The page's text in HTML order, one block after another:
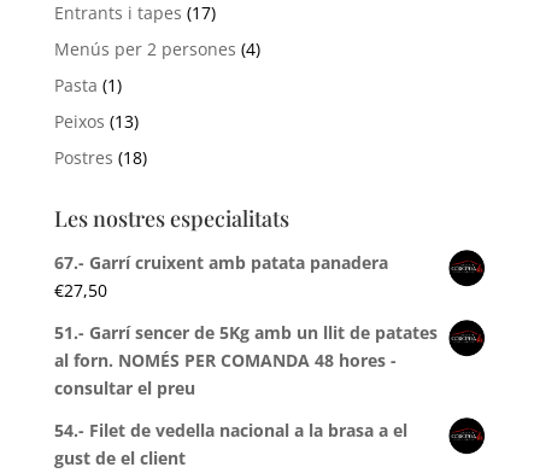
Entrants i tapes (17)
Menús per 2 persones (4)
Pasta (1)
Peixos (13)
Postres (18)
Les nostres especialitats
67.- Garrí cruixent amb patata panadera
€27,50
51.- Garrí sencer de 5Kg amb un llit de patates
al forn. NOMÉS PER COMANDA 48 hores -
consultar el preu
54.- Filet de vedella nacional a la brasa a el
gust de el client